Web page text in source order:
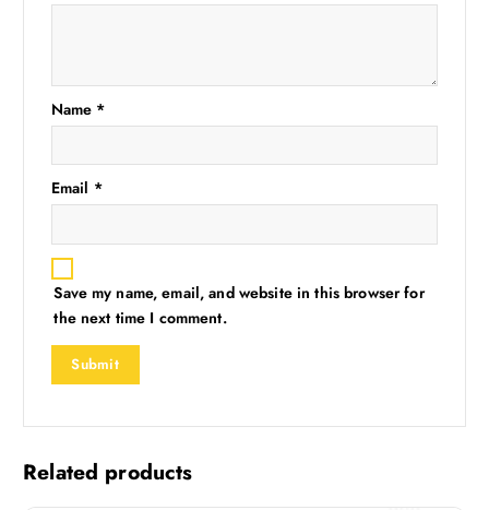
Name *
Email *
Save my name, email, and website in this browser for
the next time I comment.
Related products